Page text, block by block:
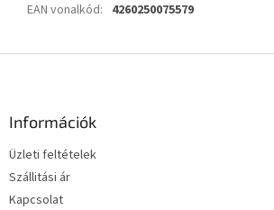
EAN vonalkód: 4260250075579
Információk
Üzleti feltételek
Szállitási ár
Kapcsolat